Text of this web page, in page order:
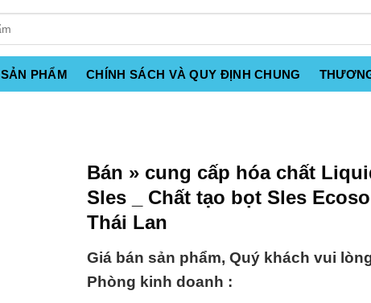
SẢN PHẨM CHÍNH SÁCH VÀ QUY ĐỊNH CHUNG
Bán » cung cấp hóa chất
Sles _ Chất tạo bọt Sles
Thái Lan
Giá bán sản phẩm, Quý khách vui
Phòng kinh doanh :